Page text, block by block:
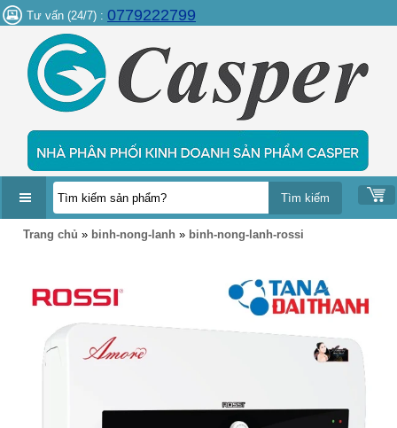
Tư vấn (24/7) : 0779222799
DANH
Trang chủ » binh-nong-lanh » binh-nong-lanh-rossi